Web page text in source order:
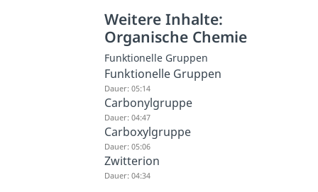
Weitere Inhalte:
Organische Chemie
Funktionelle Gruppen
Funktionelle Gruppen
Dauer: 05:14
Carbonylgruppe
Dauer: 04:47
Carboxylgruppe
Dauer: 05:06
Zwitterion
Dauer: 04:34